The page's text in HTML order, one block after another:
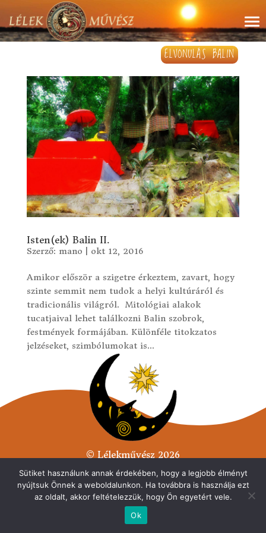
ELVONULÁS BALIN
Isten(ek) Balin II.
Szerző: mano okt 12, 2016
Amikor először a szigetre érkeztem, zavart, hogy
szinte semmit nem tudok a helyi kultúráról és
tradicionális világról. Mitológiai alakok
tucatjaival lehet találkozni Balin szobrok,
festmények formájában. Különféle titokzatos
jelzéseket, szimbólumokat is...
© Lélekművész 2026
Minden jog fenntarva.
Adatvédelmi tájékoztató
Sütiket használunk annak érdekében, hogy a legjobb élményt
nyújtsuk Önnek a weboldalunkon. Ha továbbra is használja ezt
az oldalt, akkor feltételezzük, hogy Ön egyetért vele.
Ok